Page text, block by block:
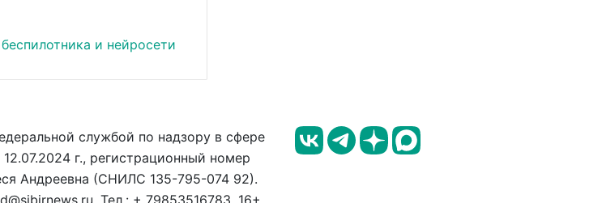
и нейросети
службой по надзору в сфере
г., регистрационный номер
Андреевна (СНИЛС 135-795-074 92).